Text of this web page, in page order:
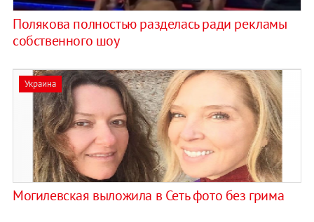
Полякова полностью разделась ради рекламы
собственного шоу
Украина
Могилевская выложила в Сеть фото без грима